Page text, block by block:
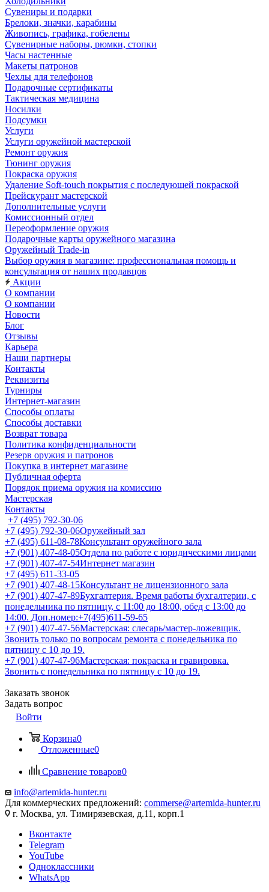
Сувениры и подарки
Брелоки, значки, карабины
Живопись, графика, гобелены
Сувенирные наборы, рюмки, стопки
Часы настенные
Макеты патронов
Чехлы для телефонов
Подарочные сертификаты
Тактическая медицина
Носилки
Подсумки
Услуги
Услуги оружейной мастерской
Ремонт оружия
Тюнинг оружия
Покраска оружия
Удаление Soft-touch покрытия с последующей покраской
Прейскурант мастерской
Дополнительные услуги
Комиссионный отдел
Переоформление оружия
Подарочные карты оружейного магазина
Оружейный Trade-in
Выбор оружия в магазине: профессиональная помощь и
консультация от наших продавцов
Акции
О компании
О компании
Новости
Блог
Отзывы
Карьера
Наши партнеры
Контакты
Реквизиты
Турниры
Интернет-магазин
Способы оплаты
Способы доставки
Возврат товара
Политика конфиденциальности
Резерв оружия и патронов
Покупка в интернет магазине
Публичная оферта
Порядок приема оружия на комиссию
Мастерская
Контакты
+7 (495) 792-30-06
+7 (495) 792-30-06Оружейный зал
+7 (495) 611-08-78Консультант оружейного зала
+7 (901) 407-48-05Отдела по работе с юридическими лицами
+7 (901) 407-47-54Интернет магазин
+7 (495) 611-33-05
+7 (901) 407-48-15Консультант не лицензионного зала
+7 (901) 407-47-89Бухгалтерия. Время работы бухгалтерии, с
понедельника по пятницу, с 11:00 до 18:00, обед с 13:00 до
14:00. Доп.номер:+7(495)611-59-65
+7 (901) 407-47-56Мастерская: слесарь/мастер-ложевщик.
Звонить только по вопросам ремонта с понедельника по
пятницу с 10 до 19.
+7 (901) 407-47-96Мастерская: покраска и гравировка.
Звонить с понедельника по пятницу с 10 до 19.
Заказать звонок
Задать вопрос
Войти
Корзина0
Отложенные0
Сравнение товаров0
info@artemida-hunter.ru
Для коммерческих предложений: commerse@artemida-hunter.ru
г. Москва, ул. Тимирязевская, д.11, корп.1
Вконтакте
Telegram
YouTube
Одноклассники
WhatsApp